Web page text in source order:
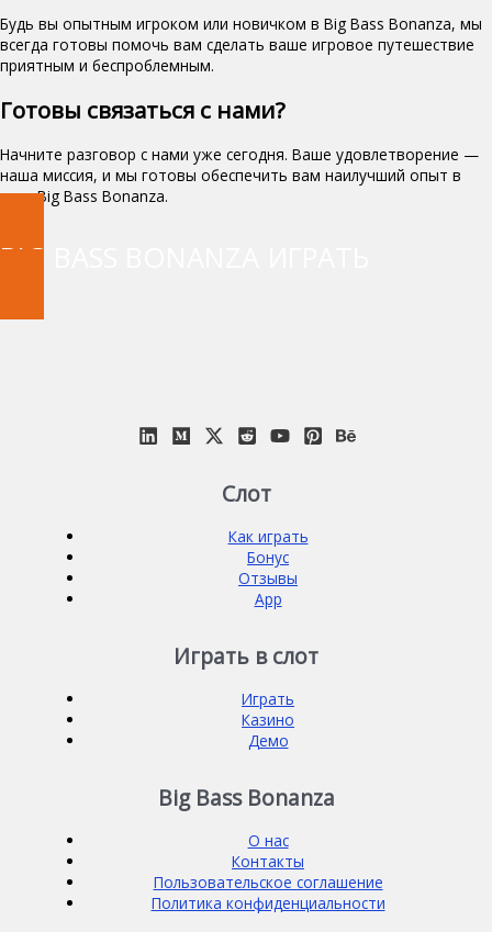
Будь вы опытным игроком или новичком в Big Bass Bonanza, мы
всегда готовы помочь вам сделать ваше игровое путешествие
приятным и беспроблемным.
Готовы связаться с нами?
Начните разговор с нами уже сегодня. Ваше удовлетворение —
наша миссия, и мы готовы обеспечить вам наилучший опыт в
игре Big Bass Bonanza.
BIG BASS BONANZA ИГРАТЬ
Слот
Как играть
Бонус
Отзывы
App
Играть в слот
Играть
Казино
Демо
Big Bass Bonanza
О нас
Контакты
Пользовательское соглашение
Политика конфиденциальности